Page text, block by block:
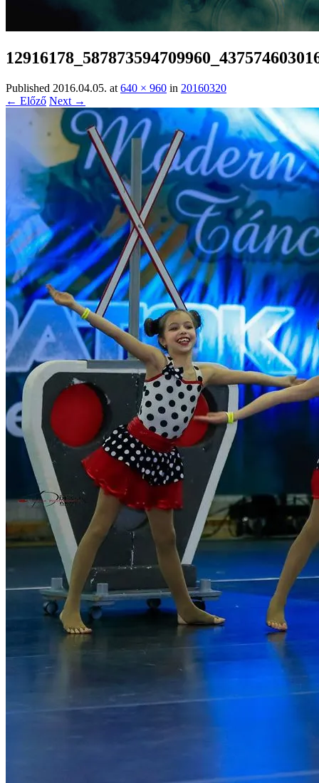
Published 2016.04.05. at 640 × 960 in 20160320
← Előző Next →